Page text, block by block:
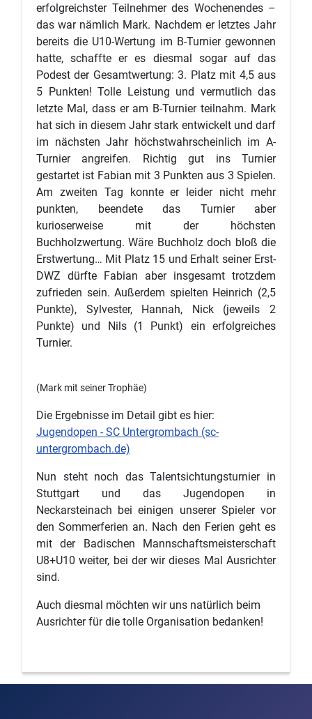
erfolgreichster Teilnehmer des Wochenendes –
das war nämlich Mark. Nachdem er letztes Jahr
bereits die U10-Wertung im B-Turnier gewonnen
hatte, schaffte er es diesmal sogar auf das
Podest der Gesamtwertung: 3. Platz mit 4,5 aus
5 Punkten! Tolle Leistung und vermutlich das
letzte Mal, dass er am B-Turnier teilnahm. Mark
hat sich in diesem Jahr stark entwickelt und darf
im nächsten Jahr höchstwahrscheinlich im A-
Turnier angreifen. Richtig gut ins Turnier
gestartet ist Fabian mit 3 Punkten aus 3 Spielen.
Am zweiten Tag konnte er leider nicht mehr
punkten, beendete das Turnier aber
kurioserweise mit der höchsten
Buchholzwertung. Wäre Buchholz doch bloß die
Erstwertung… Mit Platz 15 und Erhalt seiner Erst-
DWZ dürfte Fabian aber insgesamt trotzdem
zufrieden sein. Außerdem spielten Heinrich (2,5
Punkte), Sylvester, Hannah, Nick (jeweils 2
Punkte) und Nils (1 Punkt) ein erfolgreiches
Turnier.
(Mark mit seiner Trophäe)
Die Ergebnisse im Detail gibt es hier:
Jugendopen - SC Untergrombach (sc-
untergrombach.de)
Nun steht noch das Talentsichtungsturnier in
Stuttgart und das Jugendopen in
Neckarsteinach bei einigen unserer Spieler vor
den Sommerferien an. Nach den Ferien geht es
mit der Badischen Mannschaftsmeisterschaft
U8+U10 weiter, bei der wir dieses Mal Ausrichter
sind.
Auch diesmal möchten wir uns natürlich beim
Ausrichter für die tolle Organisation bedanken!